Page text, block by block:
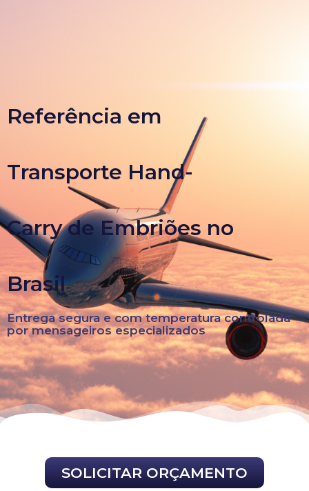
Referência em
Transporte Hand-
Carry de Embriões no
Brasil
Entrega segura e com temperatura controlada
por mensageiros especializados
SOLICITAR ORÇAMENTO